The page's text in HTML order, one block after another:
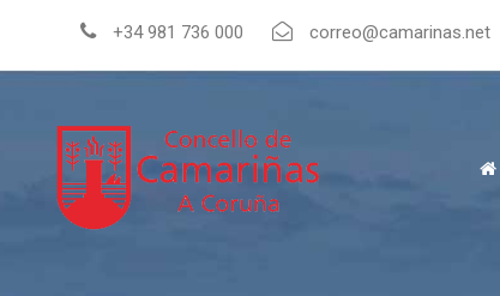
+34 981 736 000 correo@camarinas.net